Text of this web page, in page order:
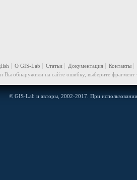
О GIS-Lab Статьи Документация Контакты
Вы обнаружили на сайте ошибку, выберите фрагмент
© GIS-Lab и авторы, 2002-2017. При использовании